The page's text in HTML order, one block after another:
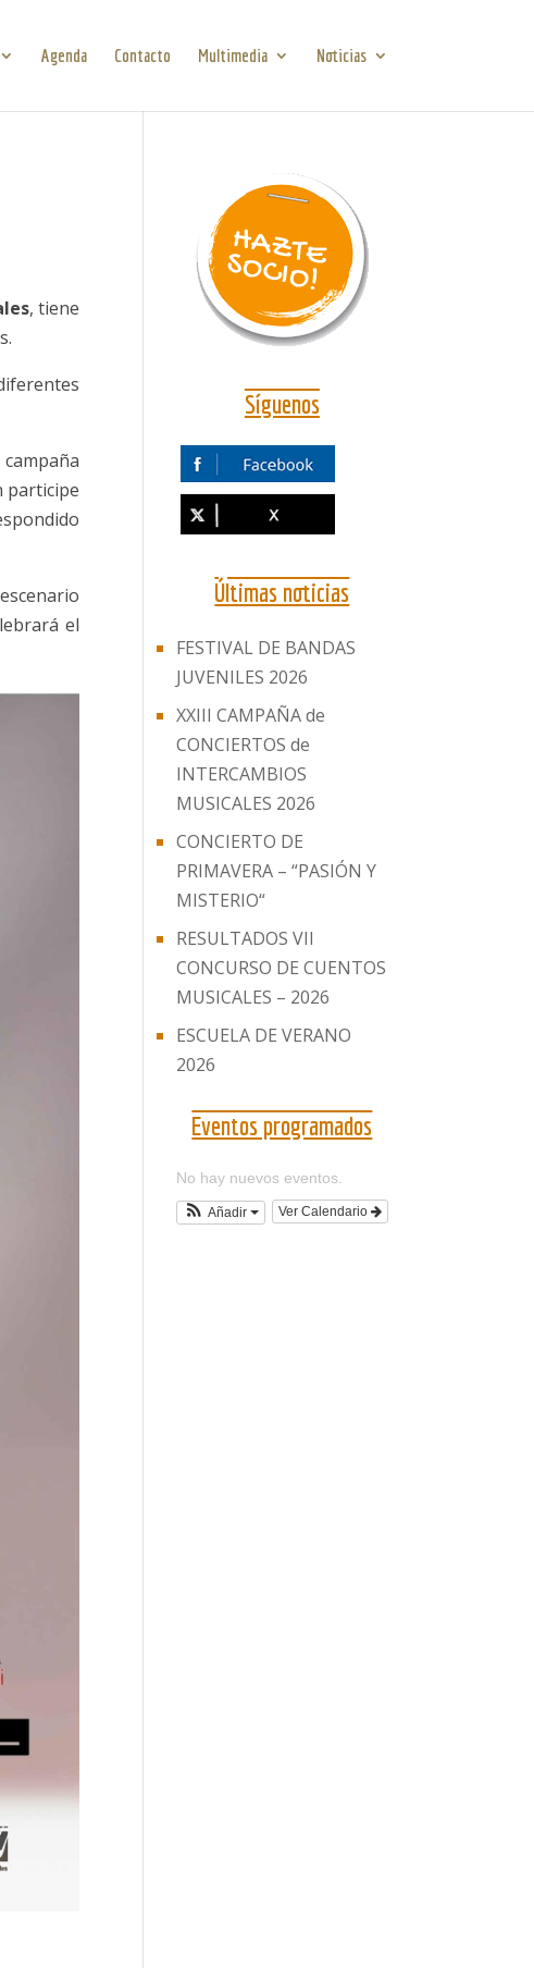
Agenda Contacto Multimedia Noticias
, tiene
participe
el
Síguenos
Últimas noticias
FESTIVAL DE BANDAS
JUVENILES 2026
XXIII CAMPAÑA de
CONCIERTOS de
INTERCAMBIOS
MUSICALES 2026
CONCIERTO DE
PRIMAVERA – “PASIÓN Y
MISTERIO“
RESULTADOS VII
CONCURSO DE CUENTOS
MUSICALES – 2026
ESCUELA DE VERANO
2026
Eventos programados
No hay nuevos eventos.
Ver Calendario
Añadir